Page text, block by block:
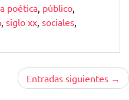
poética público
siglo xx sociales
Entradas siguientes